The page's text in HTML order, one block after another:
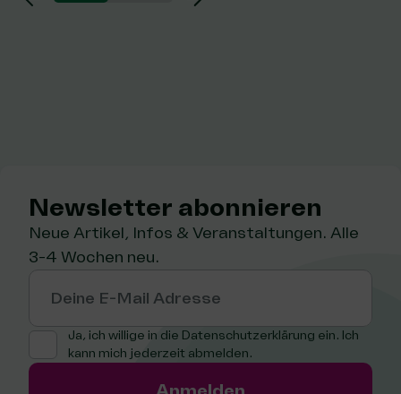
Newsletter abon­nie­ren
Neue Artikel, Infos & Veranstaltungen. Alle
3-4 Wochen neu.
Deine E-Mail Adresse
Ja, ich willige in die Datenschutzerklärung ein. Ich
kann mich jederzeit abmelden.